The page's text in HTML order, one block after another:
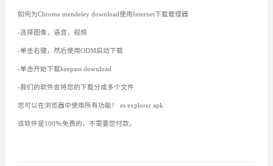
如何为Chrome mendeley download使用Internet下载管理器
-选择图像，语音，视频
-单击右键，然后使用ODM启动下载
-单击开始下载keepass download
-我们的软件会将您的下载分成多个文件
您可以在浏览器中使用所有功能！ es explorer apk
该软件是100％免费的，不需要您付款。